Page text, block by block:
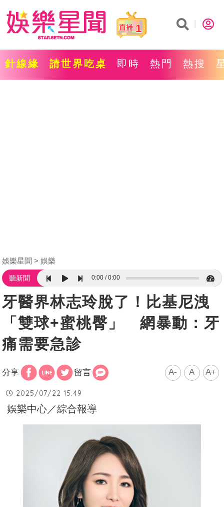
1
針線緣 請世界吃桌 即時 熱門 熱搜
娛樂星聞 娛樂
聽新聞 0:00 0:00
牙醫界林志玲脫了！比基尼洩
「雙球+蜜桃臀」 網暴動：牙
痛需要急診
分享 留言 A- A A+
2025/07/22 15:49
娛樂中心／綜合報導